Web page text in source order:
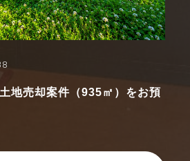
地売却案件（935㎡）をお預